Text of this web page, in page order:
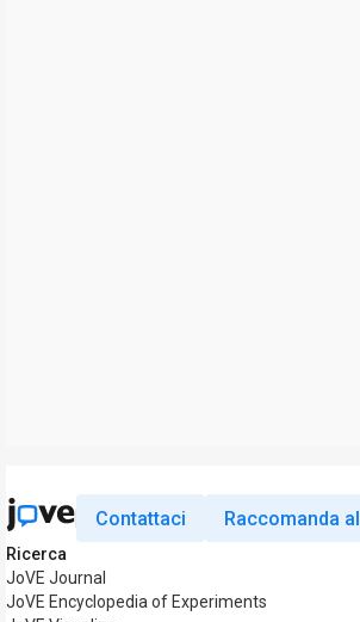
Contattaci Raccomanda
Ricerca
JoVE Journal
JoVE Encyclopedia of Experiments